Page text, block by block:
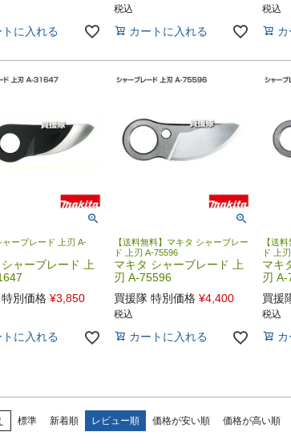
トに入れる
税込
カートに入れる
税込
ャーブレード 上刃 A-
ャーブレード 上
別価格 ¥3,850
トに入れる
【送料無料】マキタ シャーブレー
ド 上刃 A-75596
マキタ シャーブレード 上
刃 A-75596
買援隊 特別価格 ¥4,400
税込
カートに入れる
【送
ド 上
マキ
刃 A-
買援
税込
標準 新着順 レビュー順 価格が安い順 価格が高い順